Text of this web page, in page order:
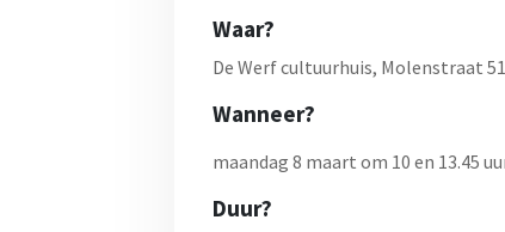
Waar?
De Werf cultuurhuis, Molenstraat 51
Wanneer?
maandag 8 maart om 10 en 13.45
Duur?